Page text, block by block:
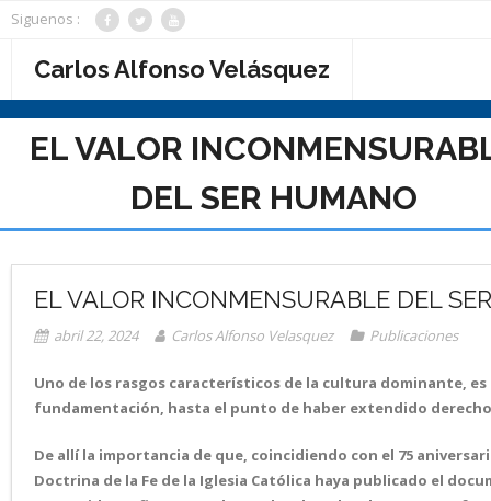
Saltar
contenido
Siguenos :
Carlos Alfonso Velásquez
EL VALOR
DEL SER HUMANO
EL VALOR INCONMENSURABLE DEL
abril 22, 2024 Carlos Alfonso Velasquez Publicaciones
Uno de los rasgos característicos de la cultura dominante,
fundamentación, hasta el punto de haber extendido
De allí la importancia de que, coincidiendo con el 75
Doctrina de la Fe de la Iglesia Católica haya publicado el